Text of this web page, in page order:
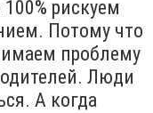
рискуем
Потому что
проблему
Люди
А когда